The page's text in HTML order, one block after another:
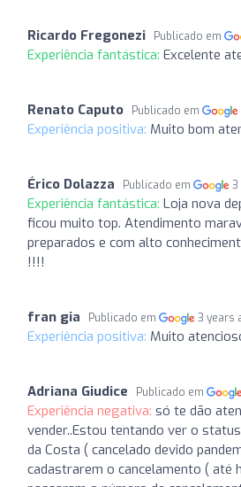
Ricardo Fregonezi Publicado em
Experiência fantástica: Excelente
Renato Caputo Publicado em
Experiência positiva: Muito bom
Érico Dolazza Publicado em 3
Experiência fantástica: Loja nova
ficou muito top. Atendimento
preparados e com alto
!!!!
fran gia Publicado em 3 years
Experiência positiva: Muito
Adriana Giudice Publicado em
Experiência negativa: só te dão
vender..Estou tentando ver o
da Costa ( cancelado devido
cadastrarem o cancelamento ( até